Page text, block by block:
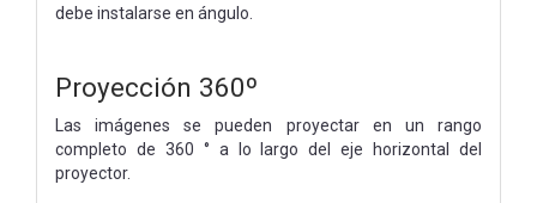
debe instalarse en ángulo.
Proyección 360º
Las imágenes se pueden proyectar en un rango
completo de 360 ​​° a lo largo del eje horizontal del
proyector.